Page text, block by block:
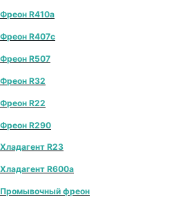
Фреон R410a
Фреон R407с
Фреон R507
Фреон R32
Фреон R22
Фреон R290
Хладагент R23
Хладагент R600a
Промывочный фреон